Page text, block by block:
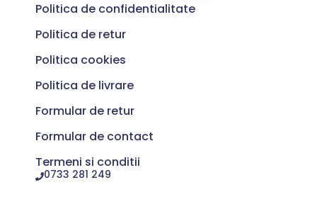
Politica de confidentialitate
Politica de retur
Politica cookies
Politica de livrare
Formular de retur
Formular de contact
Termeni si conditii
0733 281 249